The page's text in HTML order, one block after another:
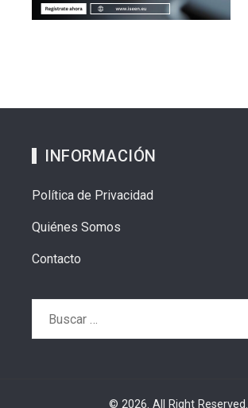
INFORMACIÓN
Política de Privacidad
Quiénes Somos
Contacto
© 2026. All Right Reserved.